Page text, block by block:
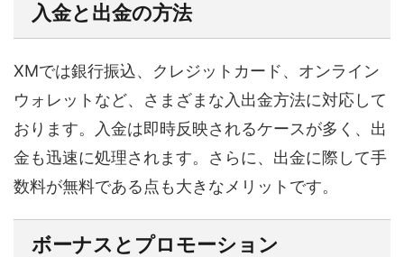
入金と出金の方法
XMでは銀行振込、クレジットカード、オンライン
ウォレットなど、さまざまな入出金方法に対応して
おります。入金は即時反映されるケースが多く、出
金も迅速に処理されます。さらに、出金に際して手
数料が無料である点も大きなメリットです。
ボーナスとプロモーション